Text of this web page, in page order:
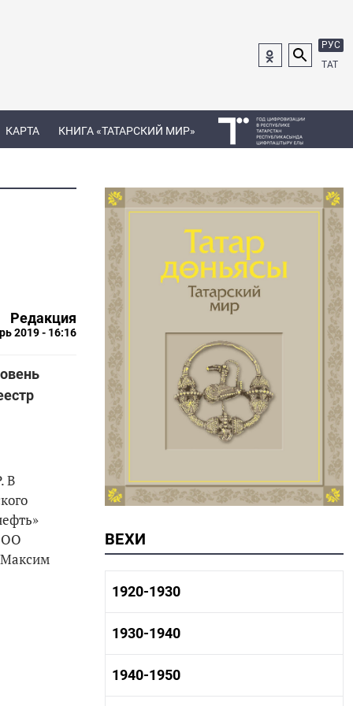
РУС
ТАТ
КАРТА КНИГА «ТАТАРСКИЙ МИР»
Редакция
2019 - 16:16
В
Максим
ВЕХИ
1920-1930
1920-1930 история
1920-1930 культура
1930-1940
1930-1940 история
1930-1940 культура
1940-1950